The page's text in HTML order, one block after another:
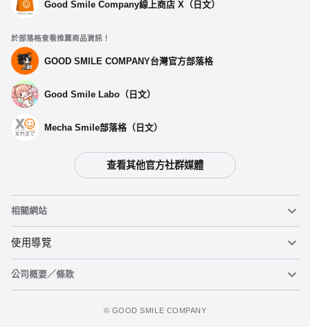
Good Smile Company線上商店 X（日文）
於部落格查看推薦商品資訊！
GOOD SMILE COMPANY台灣官方部落格
Good Smile Labo（日文）
Mecha Smile部落格（日文）
查看其他官方社群媒體
相關網站
黏土人
黏土人臉部製造機（英文）
使用導覽
重要公告
公司概要／條款
©️ GOOD SMILE COMPANY